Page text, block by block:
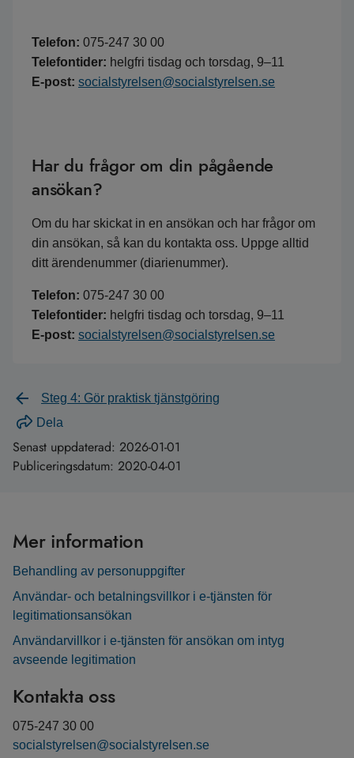
Telefon: 075-247 30 00
Telefontider: helgfri tisdag och torsdag, 9–11
E-post: socialstyrelsen@socialstyrelsen.se
Har du frågor om din pågående
ansökan?
Om du har skickat in en ansökan och har frågor om
din ansökan, så kan du kontakta oss. Uppge alltid
ditt ärendenummer (diarienummer).
Telefon: 075-247 30 00
Telefontider: helgfri tisdag och torsdag, 9–11
E-post: socialstyrelsen@socialstyrelsen.se
Steg 4: Gör praktisk tjänstgöring
Dela
Senast uppdaterad: 2026-01-01
Publiceringsdatum: 2020-04-01
Mer information
Behandling av personuppgifter
Användar- och betalningsvillkor i e-tjänsten för
legitimationsansökan
Användarvillkor i e-tjänsten för ansökan om intyg
avseende legitimation
Kontakta oss
075-247 30 00
socialstyrelsen@socialstyrelsen.se